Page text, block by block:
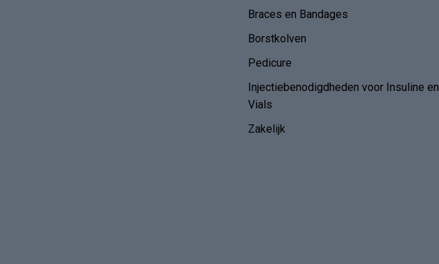
Braces en Bandages
Borstkolven
Pedicure
Injectiebenodigdheden voor Insuline en
Vials
Zakelijk